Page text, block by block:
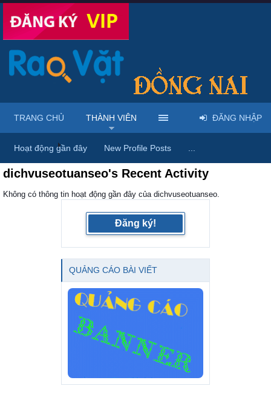
Trang chủ Thành viên
dichvuseotuanseo's Recent Activity
Không có thông tin hoạt động gần đây của dichvuseotuanseo.
Đăng ký!
QUẢNG CÁO BÀI VIẾT
TRANG CHỦ THÀNH VIÊN
Hoạt động gần đây New Profile Posts
ĐĂNG NHẬP